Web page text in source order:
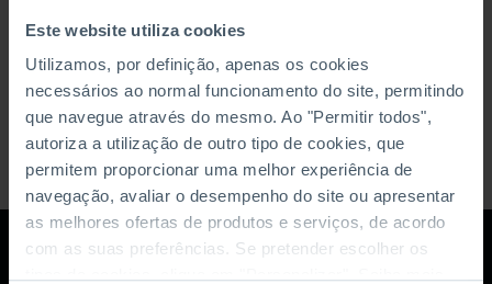
Este website utiliza cookies
Utilizamos, por definição, apenas os cookies
necessários ao normal funcionamento do site, permitindo
que navegue através do mesmo. Ao "Permitir todos",
autoriza a utilização de outro tipo de cookies, que
permitem proporcionar uma melhor experiência de
navegação, avaliar o desempenho do site ou apresentar
as melhores ofertas de produtos e serviços, de acordo
com as suas preferências. Se pretender escolher os